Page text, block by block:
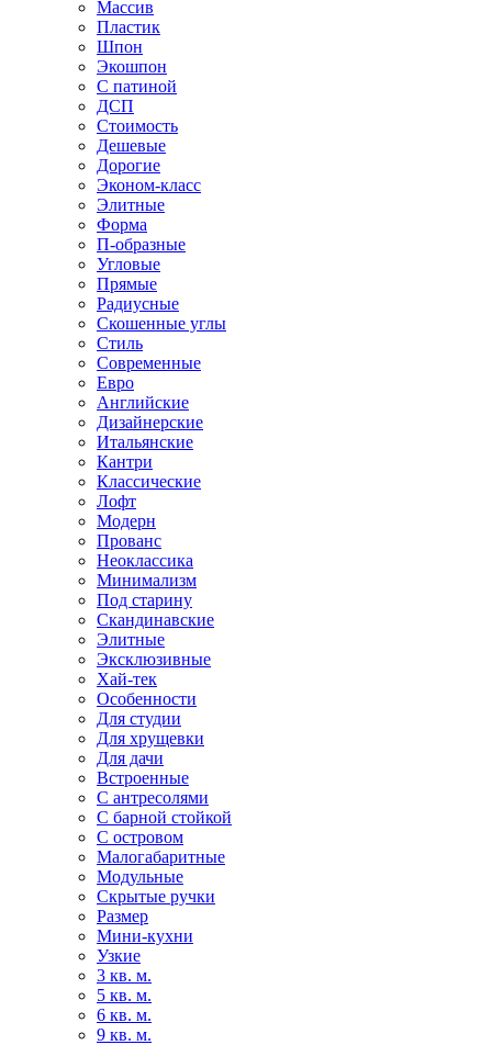
Массив
Пластик
Шпон
Экошпон
С патиной
ДСП
Стоимость
Дешевые
Дорогие
Эконом-класс
Элитные
Форма
П-образные
Угловые
Прямые
Радиусные
Скошенные углы
Стиль
Современные
Евро
Английские
Дизайнерские
Итальянские
Кантри
Классические
Лофт
Модерн
Прованс
Неоклассика
Минимализм
Под старину
Скандинавские
Элитные
Эксклюзивные
Хай-тек
Особенности
Для студии
Для хрущевки
Для дачи
Встроенные
С антресолями
С барной стойкой
С островом
Малогабаритные
Модульные
Скрытые ручки
Размер
Мини-кухни
Узкие
3 кв. м.
5 кв. м.
6 кв. м.
9 кв. м.